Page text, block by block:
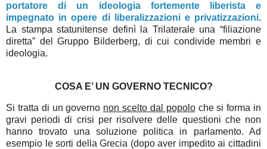
portatore di un ideologia fortemente liberista e
impegnato in opere di liberalizzazioni e privatizzazioni.
La stampa statunitense definì la Trilaterale una “filiazione
diretta” del Gruppo Bilderberg, di cui condivide membri e
ideologia.
COSA E’ UN GOVERNO TECNICO?
Si tratta di un governo non scelto dal popoloche si forma in
gravi periodi di crisi per risolvere delle questioni che non
hanno trovato una soluzione politica in parlamento. Ad
esempio le sorti della Grecia (dopo aver impedito ai cittadini